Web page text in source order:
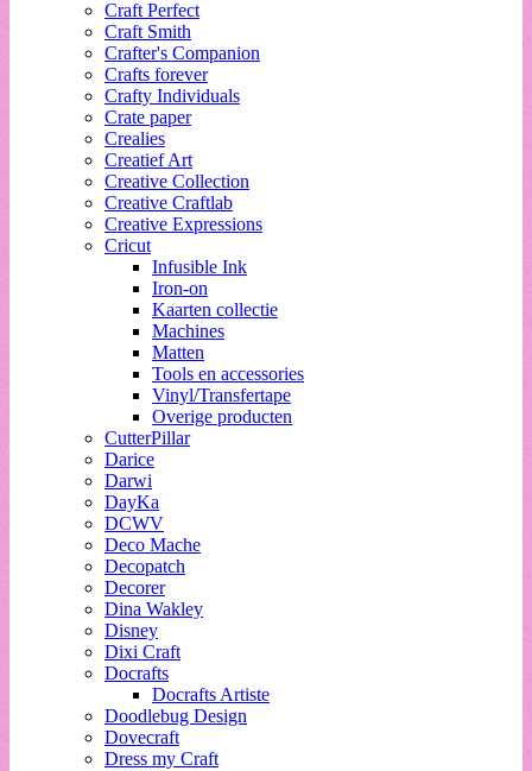
Craft Perfect
Craft Smith
Crafter's Companion
Crafts forever
Crafty Individuals
Crate paper
Crealies
Creatief Art
Creative Collection
Creative Craftlab
Creative Expressions
Cricut
Infusible Ink
Iron-on
Kaarten collectie
Machines
Matten
Tools en accessories
Vinyl/Transfertape
Overige producten
CutterPillar
Darice
Darwi
DayKa
DCWV
Deco Mache
Decopatch
Decorer
Dina Wakley
Disney
Dixi Craft
Docrafts
Docrafts Artiste
Doodlebug Design
Dovecraft
Dress my Craft